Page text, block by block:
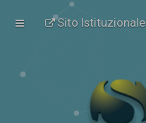
Sito Istituzionale